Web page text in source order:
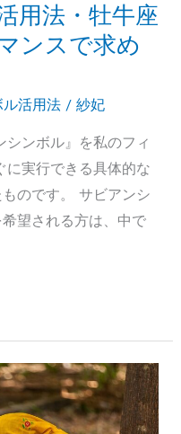
用法・牡牛座
ンスで求め
活用法/ 紗妃
ンボル』を私のフィ
に実行できる具体的な
のです。 サビアンシ
望される方は、中で